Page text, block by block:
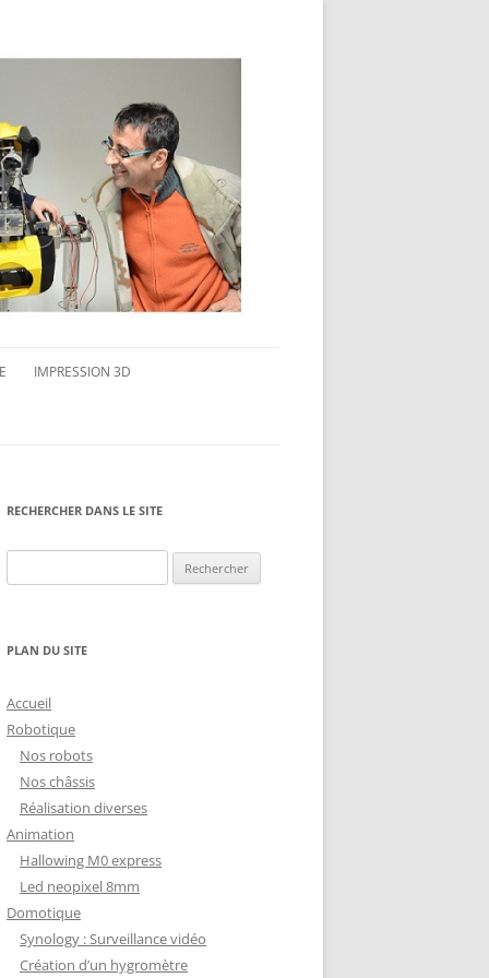
FONCTIONNEMENT D’UN BOUTON
POUSSOIR
W350
IMPRESSION 3D
NOS RÉALISATIONS EN 3D
IMPRESSION 3D DU NET
RECHERCHER DANS LE SITE
PLAN DU SITE
Accueil
Robotique
Nos robots
Nos châssis
Réalisation diverses
Animation
Hallowing M0 express
Led neopixel 8mm
Domotique
Synology : Surveillance vidéo
Création d’un hygromètre